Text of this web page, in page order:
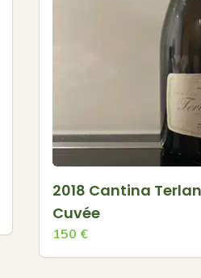
2018 Cantina
Cuvée
150 €